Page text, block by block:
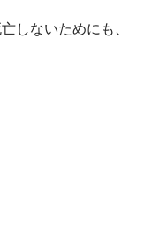
しないためにも、